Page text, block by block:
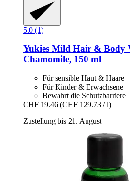
5.0 (1)
Yukies Mild Hair & Body
Chamomile, 150 ml
Für sensible Haut & Haare
Für Kinder & Erwachsene
Bewahrt die Schutzbarriere
CHF 19.46 (CHF 129.73 / l)
Zustellung bis 21. August